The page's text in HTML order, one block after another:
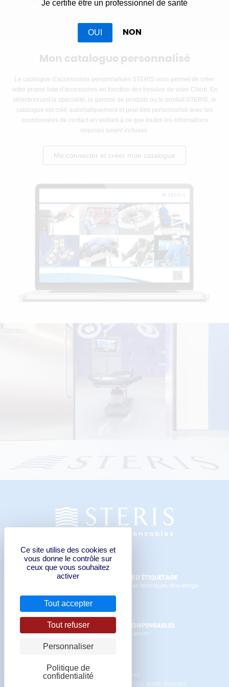
Je certifie être un professionnel de santé
OUI NON
Mon catalogue personnalisé
Le catalogue d'accessoires personnalisés STERIS vous permet de créer
votre propre liste d'accessoires en fonction des besoins de votre Client. En
sélectionnant la spécialité, la gamme de produits ou le produit STERIS, le
catalogue est créé automatiquement et peut être personnalisé avec les
coordonnées de contact en veillant à ce que toutes les informations
requises soient incluses.
Me connecter et créer mon catalogue
FORMULAIRE DE DEMANDE D'ÉTIQUETAGE
Manuels de l'opérateur, données techniques, étiquetage...
CONTACTER STERIS LES INDISPENSABLES
pour un devis ou pour toute question
Mentions Légales
© Copyright 2020 STERIS SAS. Tous droits réservés.
Ce site utilise des cookies et
vous donne le contrôle sur
ceux que vous souhaitez
activer
Tout accepter
Tout refuser
Personnaliser
Politique de
confidentialité